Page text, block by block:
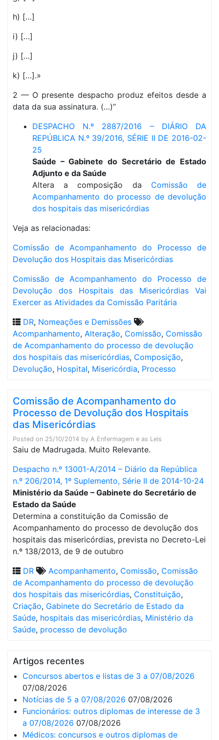
h) […]
i) […]
j) […]
k) […].»
2 — O presente despacho produz efeitos desde a
data da sua assinatura. (…)”
DESPACHO N.º 2887/2016 – DIÁRIO DA
REPÚBLICA N.º 39/2016, SÉRIE II DE 2016-02-
25
Saúde – Gabinete do Secretário de Estado
Adjunto e da Saúde
Altera a composição da Comissão de
Acompanhamento do processo de devolução
dos hospitais das misericórdias
Veja as relacionadas:
Comissão de Acompanhamento do Processo de
Devolução dos Hospitais das Misericórdias
Comissão de Acompanhamento do Processo de
Devolução dos Hospitais das Misericórdias Vai
Exercer as Atividades da Comissão Paritária
DR, Nomeações e Demissões
Acompanhamento, Alteração, Comissão, Comissão
de Acompanhamento do processo de devolução
dos hospitais das misericórdias, Composição,
Devolução, Hospital, Misericórdia, Processo
Comissão de Acompanhamento do
Processo de Devolução dos Hospitais
das Misericórdias
Posted on 25/10/2014 by A Enfermagem e as Leis
Saiu de Madrugada. Muito Relevante.
Despacho n.º 13001-A/2014 – Diário da República
n.º 206/2014, 1º Suplemento, Série II de 2014-10-24
Ministério da Saúde – Gabinete do Secretário de
Estado da Saúde
Determina a constituição da Comissão de
Acompanhamento do processo de devolução dos
hospitais das misericórdias, prevista no Decreto-Lei
n.º 138/2013, de 9 de outubro
DR
Acompanhamento, Comissão, Comissão
de Acompanhamento do processo de devolução
dos hospitais das misericórdias, Constituição,
Criação, Gabinete do Secretário de Estado da
Saúde, hospitais das misericórdias, Ministério da
Saúde, processo de devolução
Artigos recentes
Concursos abertos e listas de 3 a 07/08/2026
07/08/2026
Notícias de 5 a 07/08/2026 07/08/2026
Funcionários: outros diplomas de interesse de 3
a 07/08/2026 07/08/2026
Médicos: concursos e outros diplomas de